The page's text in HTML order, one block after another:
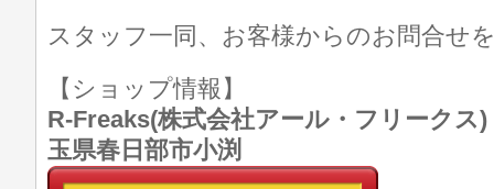
スタッフ一同、お客様からのお問合せ
【ショップ情報】
R-Freaks(株式会社アール・フリーク
玉県春日部市小渕